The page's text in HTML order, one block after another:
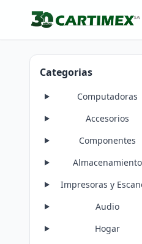
Categorias
Computadoras
Accesorios
Componentes
Almacenamiento
Impresoras y
Audio
Hogar